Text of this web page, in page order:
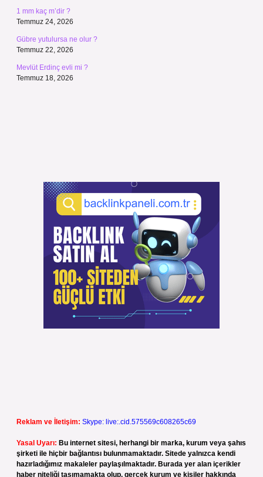
1 mm kaç m’dir ?
Temmuz 24, 2026
Gübre yutulursa ne olur ?
Temmuz 22, 2026
Mevlüt Erdinç evli mi ?
Temmuz 18, 2026
Reklam ve İletişim: Skype: live:.cid.575569c608265c69
Yasal Uyarı: Bu internet sitesi, herhangi bir marka, kurum veya şahıs
şirketi ile hiçbir bağlantısı bulunmamaktadır. Sitede yalnızca kendi
hazırladığımız makaleler paylaşılmaktadır. Burada yer alan içerikler
haber niteliği taşımamakta olup, gerçek kurum ve kişiler hakkında